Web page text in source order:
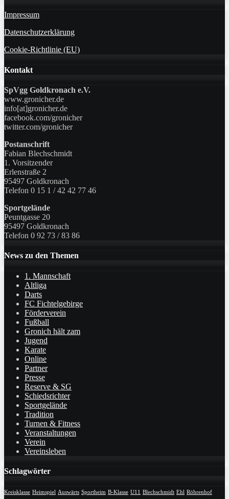
Impressum
Datenschutzerklärung
Cookie-Richtlinie (EU)
Kontakt
SpVgg Goldkronach e.V.
www.gronicher.de
info[at]gronicher.de
facebook.com/gronicher
twitter.com/gronicher
Postanschrift
Fabian Blechschmidt
1. Vorsitzender
Erlenstraße 2
95497 Goldkronach
Telefon 0 15 1 / 42 42 77 46
Sportgelände
Peuntgasse 20
95497 Goldkronach
Telefon 0 92 73 / 83 86
News zu den Themen
1. Mannschaft
Altliga
Darts
FC Fichtelgebirge
Förderverein
Fußball
Gronich hält zam
Jugend
Karate
Online
Partner
Presse
Reserve & SG
Schiedsrichter
Sportgelände
Tradition
Turnen & Fitness
Veranstaltungen
Verein
Vereinsleben
Schlagwörter
Kreisklasse Heimspiel Auswärts Sportheim B-Klasse U11 Blechschmidt Ehl Röhrenhof